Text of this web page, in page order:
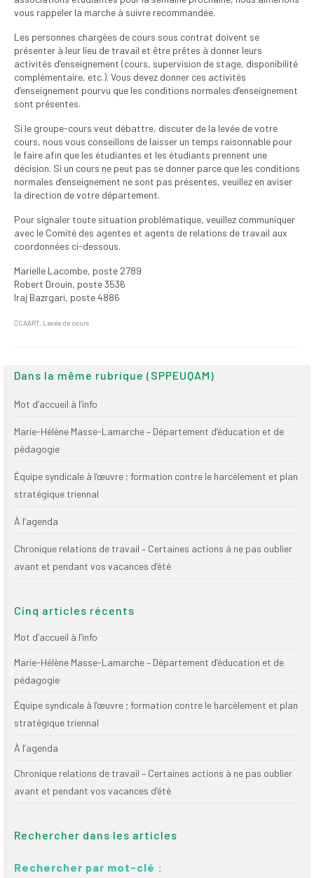
institutionnels
Statuts et
règlements
Politiques
Signature – Courriel –
Place à notre
valorisation
notre valorisation
et Bilans
SCCUQ intervention
vous rappeler la marche à suivre recommandée.
Les personnes chargées de cours sous contrat doivent se
présenter à leur lieu de travail et être prêtes à donner leurs
activités d’enseignement (cours, supervision de stage, disponibilité
complémentaire, etc.). Vous devez donner ces activités
d’enseignement pourvu que les conditions normales d’enseignement
sont présentes.
Si le groupe-cours veut débattre, discuter de la levée de votre
cours, nous vous conseillons de laisser un temps raisonnable pour
le faire afin que les étudiantes et les étudiants prennent une
décision. Si un cours ne peut pas se donner parce que les conditions
normales d’enseignement ne sont pas présentes, veuillez en aviser
la direction de votre département.
Pour signaler toute situation problématique, veuillez communiquer
avec le Comité des agentes et agents de relations de travail aux
coordonnées ci-dessous.
Marielle Lacombe, poste 2789
Robert Drouin, poste 3536
Iraj Bazrgari, poste 4886
CAART, Levée de cours
Dans la même rubrique (SPPEUQAM)
Mot d’accueil à l’info
Marie-Hélène Masse-Lamarche – Département d’éducation et de
pédagogie
Équipe syndicale à l’œuvre ; formation contre le harcèlement et plan
stratégique triennal
À l’agenda
Chronique relations de travail – Certaines actions à ne pas oublier
avant et pendant vos vacances d’été
Cinq articles récents
Mot d’accueil à l’info
Marie-Hélène Masse-Lamarche – Département d’éducation et de
pédagogie
Équipe syndicale à l’œuvre ; formation contre le harcèlement et plan
stratégique triennal
À l’agenda
Chronique relations de travail – Certaines actions à ne pas oublier
avant et pendant vos vacances d’été
Rechercher dans les articles
Rechercher par mot-clé :